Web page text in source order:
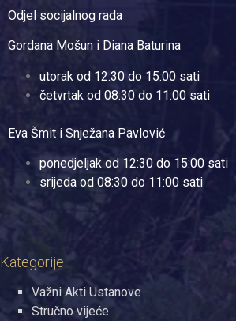
Odjel socijalnog rada
Gordana Mošun i Diana Baturina
utorak od 12:30 do 15:00 sati
četvrtak od 08:30 do 11:00 sati
Eva Šmit i Snježana Pavlović
ponedjeljak od 12:30 do 15:00 sati
srijeda od 08:30 do 11:00 sati
Kategorije
Važni Akti Ustanove
Stručno vijeće